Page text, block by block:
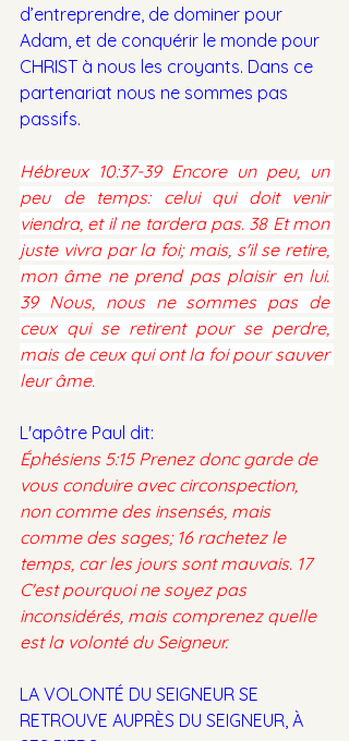
d’entreprendre, de dominer pour
Adam, et de conquérir le monde pour
CHRIST à nous les croyants. Dans ce
partenariat nous ne sommes pas
passifs.
Hébreux 10:37-39 Encore un peu, un
peu de temps: celui qui doit venir
viendra, et il ne tardera pas. 38 Et mon
juste vivra par la foi; mais, s'il se retire,
mon âme ne prend pas plaisir en lui.
39 Nous, nous ne sommes pas de
ceux qui se retirent pour se perdre,
mais de ceux qui ont la foi pour sauver
leur âme.
L'apôtre Paul dit:
Éphésiens 5:15 Prenez donc garde de
vous conduire avec circonspection,
non comme des insensés, mais
comme des sages; 16 rachetez le
temps, car les jours sont mauvais. 17
C'est pourquoi ne soyez pas
inconsidérés, mais comprenez quelle
est la volonté du Seigneur.
LA VOLONTÉ DU SEIGNEUR SE
RETROUVE AUPRÈS DU SEIGNEUR, À